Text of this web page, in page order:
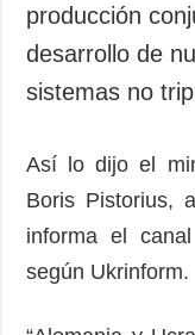
producción
desarrollo de
sistemas no
Así lo dijo el
Boris Pistorius,
informa el
según Ukrinform.